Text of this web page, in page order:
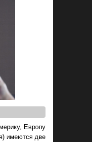
Европу
имеются две